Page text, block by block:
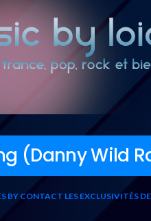
(Danny Wild
BY CONTACT LES EXCLUSIVITÉS